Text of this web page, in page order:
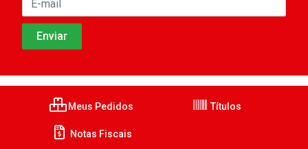
Meus Pedidos Títulos
Notas Fiscais